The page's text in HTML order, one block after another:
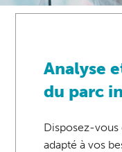
Analyse
du parc
Disposez-vous
adapté à vos